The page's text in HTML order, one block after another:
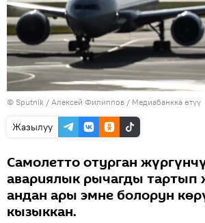
© Sputnik / Алексей Филиппов / Медиабанкка өтүү
Жазылуу
Самолетто отурган
авариялык рычагды тартып
андан ары эмне болорун
кызыккан.